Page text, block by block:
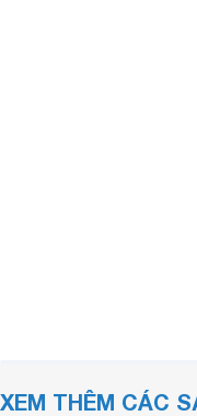
XEM THÊM CÁC